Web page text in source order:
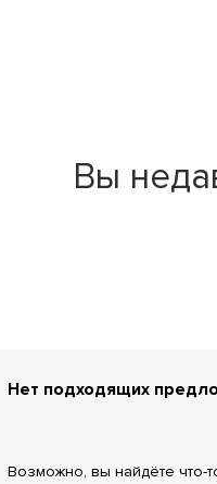
Вы
Нет подходящих
Возможно, вы найдёте что-